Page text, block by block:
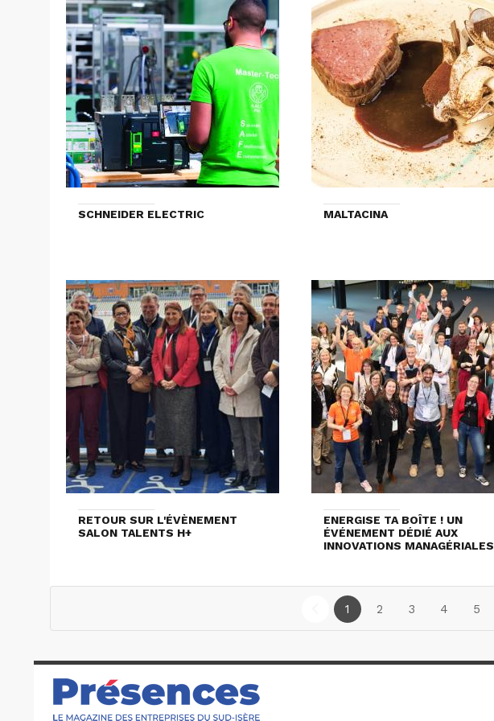
SCHNEIDER ELECTRIC MALTACINA
RETOUR SUR L'ÉVÈNEMENT
SALON TALENTS H+
ENERGISE TA BOÎTE ! UN
ÉVÉNEMENT DÉDIÉ AUX
INNOVATIONS MANAGÉRIALES
1 2 3 4 5